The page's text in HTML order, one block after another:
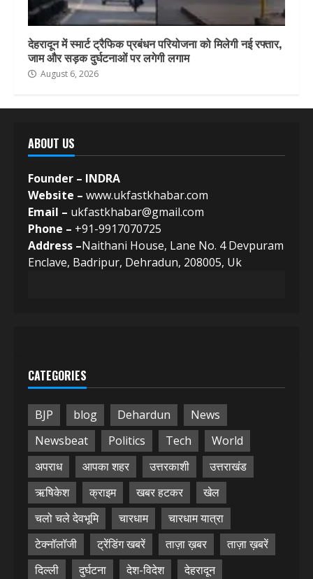
देहरादून में स्मार्ट ट्रैफिक प्रबंधन परियोजना को मिलेगी नई रफ्तार,
जाम और सड़क दुर्घटनाओं पर लगेगी लगाम
August 6, 2026
ABOUT US
Founder – INDRA
Website – www.ukfastkhabar.com
Email – ukfastkhabar@gmail.com
Phone – +91-9917070725
Address –Naithani House, Lane No. 4 Devpuram
Enclave, Badripur, Dehradun, 208005, Uk
CATEGORIES
BJP blog Dehardun
News
Newsbeat
Politics Tech
World
अपराध
आपका शहर उत्तरकाशी
उत्तराखंड
ऋषिकेश
क्राइम खबर हटकर
खेल
चलो चले देवभूमि
चारधाम
चारधाम यात्रा
टेक्नॉलॉजी
ट्रेंडिंग खबरें ताज़ा ख़बर
ताज़ा ख़बरें
दिल्ली
दुर्घटना देश-विदेश
देहरादून